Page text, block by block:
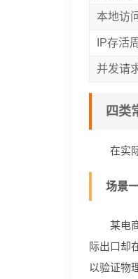
本地访
IP存活
并发请
四类
在实
场景
某电
际出口却
以验证物